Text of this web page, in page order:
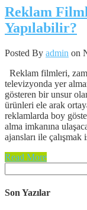
Reklam
Yapılabilir?
Posted By admin on
Reklam filmleri,
televizyonda yer
gösteren bir unsur
ürünleri ele arak
reklamlarda boy
alma imkanına
ajansları ile
Read More
Son Yazılar